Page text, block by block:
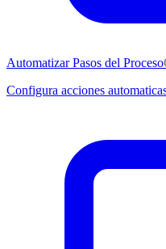
Automatizar Pasos del Proceso
Configura acciones